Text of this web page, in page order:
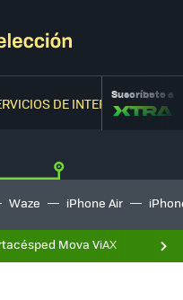
DE INTERNETSuscríbete a
Waze iPhone Air
Mova ViAX